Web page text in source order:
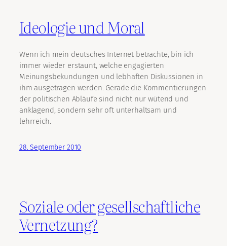
Ideologie und Moral
Wenn ich mein deutsches Internet betrachte, bin ich
immer wieder erstaunt, welche engagierten
Meinungsbekundungen und lebhaften Diskussionen in
ihm ausgetragen werden. Gerade die Kommentierungen
der politischen Abläufe sind nicht nur wütend und
anklagend, sondern sehr oft unterhaltsam und
lehrreich.
28. September 2010
Soziale oder gesellschaftliche
Vernetzung?